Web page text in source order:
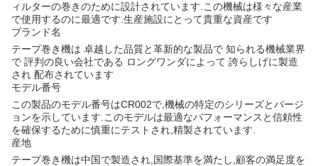
ィルターの巻きのために設計されています.この機械は様々な産業
で使用するのに最適です.生産施設にとって貴重な資産です
ブランド名
テープ巻き機は 卓越した品質と革新的な製品で 知られる機械業界
で 評判の良い会社である ロングワンダによって 誇らしげに製造
され 配布されています
モデル番号
この製品のモデル番号はCR002で,機械の特定のシリーズとバージ
ョンを示しています.このモデルは最適なパフォーマンスと信頼性
を確保するために慎重にテストされ,精製されています.
産地
テープ巻き機は中国で製造され,国際基準を満たし,顧客の満足度を